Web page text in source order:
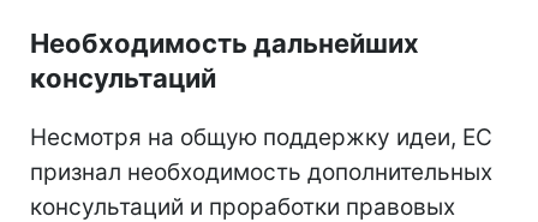
Необходимость дальнейших
консультаций
Несмотря на общую поддержку идеи, ЕС
признал необходимость дополнительных
консультаций и проработки правовых